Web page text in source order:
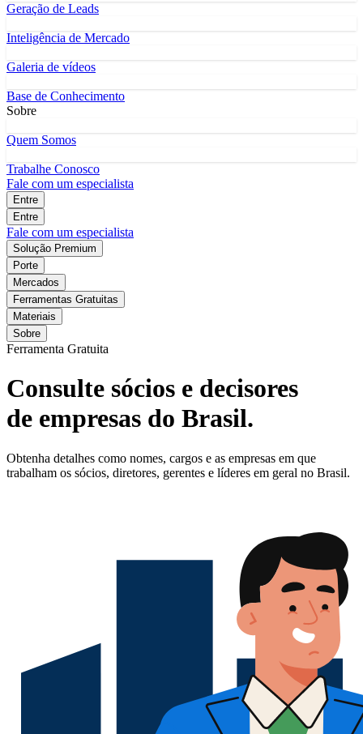
Geração de Leads
Inteligência de Mercado
Galeria de vídeos
Base de Conhecimento
Sobre
Quem Somos
Trabalhe Conosco
Fale com um especialista
Entre
Entre
Fale com um especialista
Solução Premium
Porte
Mercados
Ferramentas Gratuitas
Materiais
Sobre
Ferramenta Gratuita
Consulte sócios e decisores
de empresas do Brasil.
Obtenha detalhes como nomes, cargos e as empresas em que
trabalham os sócios, diretores, gerentes e líderes em geral no Brasil.